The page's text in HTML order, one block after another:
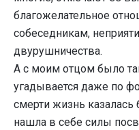
благожелательное
собеседникам,
двурушничества.
А с моим отцом было
угадывается даже по
смерти жизнь
нашла в себе силы